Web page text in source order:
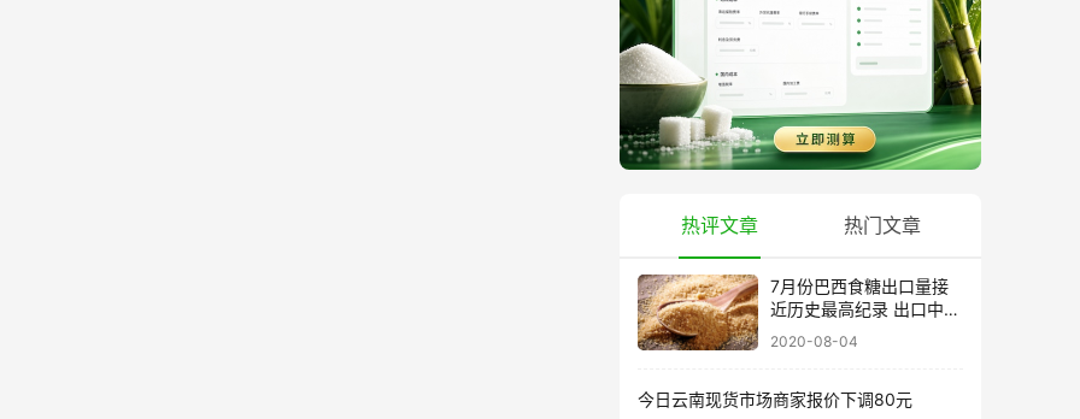
热评文章 热门文章
7月份巴西食糖出口量接
近历史最高纪录 出口中国
超40万吨
2020-08-04
今日云南现货市场商家报价下调80元